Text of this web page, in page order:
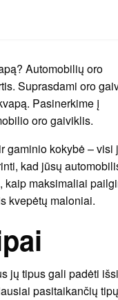
Automobilių oro
Suprasdami oro
Pasinerkime į
oro gaiviklis.
gaminio kokybė – visi
kad jūsų
kaip maksimaliai
kvepėtų maloniai.
jų tipus gali padėti
pasitaikančių